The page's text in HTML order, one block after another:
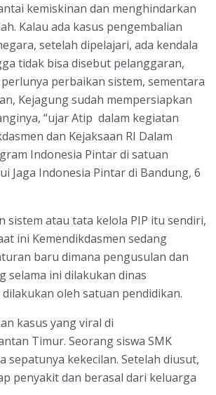
kemiskinan dan menghindarkan
Kalau ada kasus pengembalian
setelah dipelajari, ada kendala
tidak bisa disebut pelanggaran,
perbaikan sistem, sementara
Kejagung sudah mempersiapkan
“ujar Atip dalam kegiatan
dan Kejaksaan RI Dalam
Indonesia Pintar di satuan
Jaga Indonesia Pintar di Bandung, 6
sistem atau tata kelola PIP itu sendiri,
ini Kemendikdasmen sedang
baru dimana pengusulan dan
selama ini dilakukan dinas
oleh satuan pendidikan.
kasus yang viral di
Timur. Seorang siswa SMK
sepatunya kekecilan. Setelah diusut,
penyakit dan berasal dari keluarga